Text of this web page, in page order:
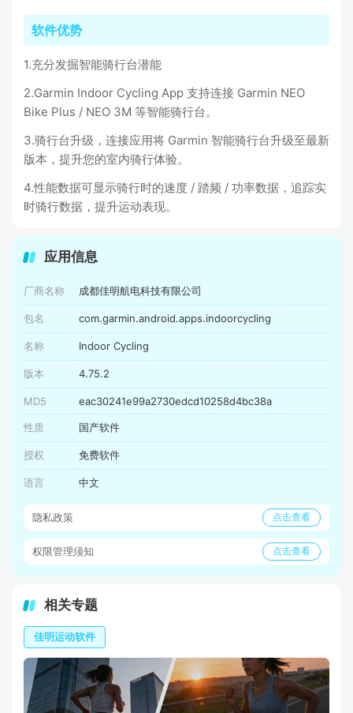
软件优势
1.充分发掘智能骑行台潜能
2.Garmin Indoor Cycling App 支持连接 Garmin NEO
Bike Plus / NEO 3M 等智能骑行台。
3.骑行台升级，连接应用将 Garmin 智能骑行台升级至最新
版本，提升您的室内骑行体验。
4.性能数据可显示骑行时的速度 / 踏频 / 功率数据，追踪实
时骑行数据，提升运动表现。
应用信息
厂商名称 成都佳明航电科技有限公司
包名 com.garmin.android.apps.indoorcycling
名称 Indoor Cycling
版本 4.75.2
MD5 eac30241e99a2730edcd10258d4bc38a
性质 国产软件
授权 免费软件
语言 中文
隐私政策 点击查看
权限管理须知 点击查看
相关专题
佳明运动软件